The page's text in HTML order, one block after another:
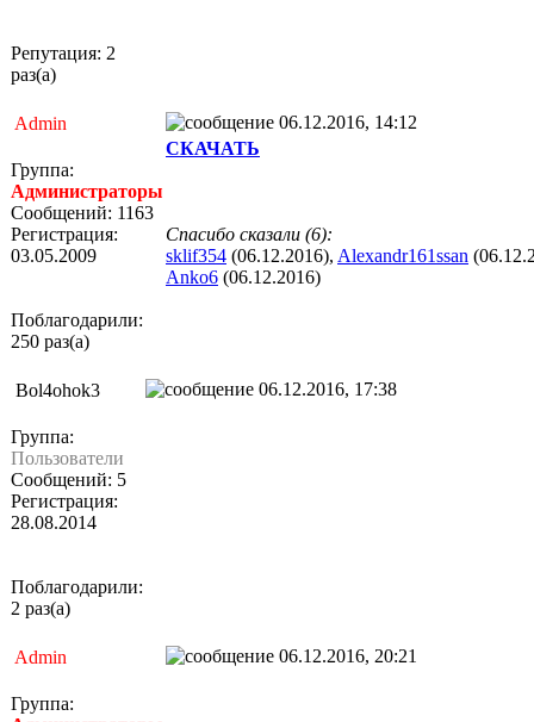
Репутация: 2
раз(а)
Admin 06.12.2016, 14:12
Группа:
Администраторы
Сообщений: 1163
Регистрация:
03.05.2009
Поблагодарили:
250 раз(а)
СКАЧАТЬ
Спасибо сказали (6):
sklif354 (06.12.2016), Alexandr161ssan
Anko6 (06.12.2016)
Bol4ohok3 06.12.2016, 17:38
Группа:
Пользователи
Сообщений: 5
Регистрация:
28.08.2014
Поблагодарили:
2 раз(а)
Admin 06.12.2016, 20:21
Группа: